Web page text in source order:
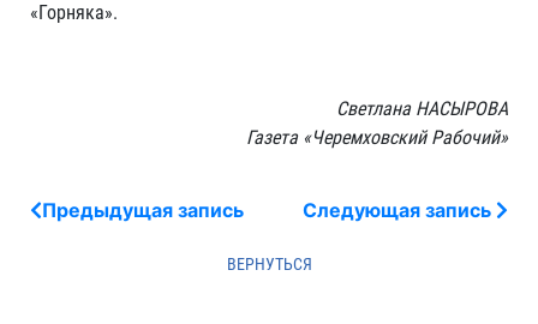
«Горняка».
Светлана НАСЫРОВА
Газета «Черемховский Рабочий»
Предыдущая запись Следующая запись